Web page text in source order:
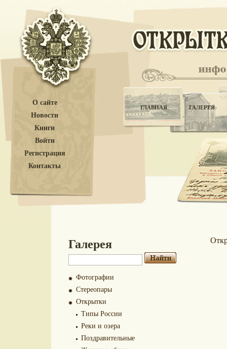
О сайте
Новости
Книги
Войти
Регистрация
Контакты
ГЛАВНАЯ ГАЛЕРЕЯ
Галерея
Фотографии
Стереопары
Открытки
Типы России
Реки и озера
Поздравительные